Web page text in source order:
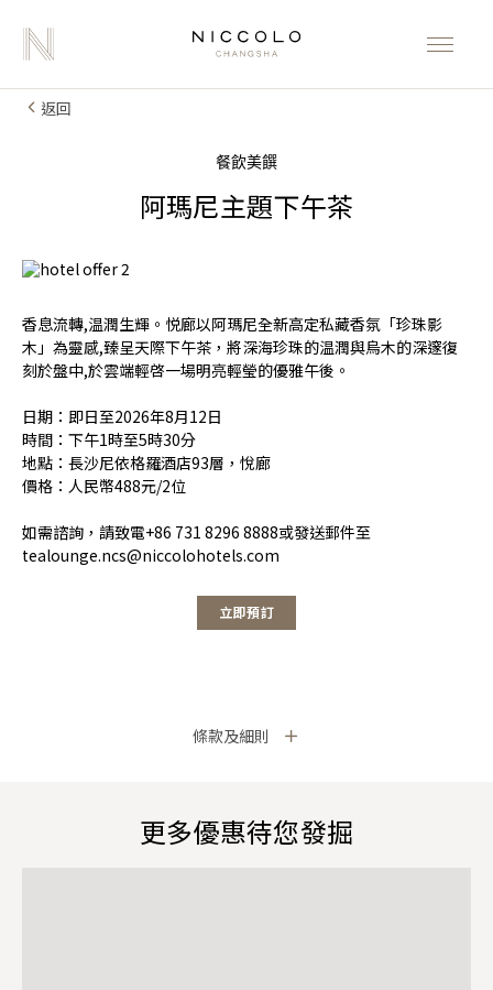
返回
餐飲美饌
阿瑪尼主題下午茶
香息流轉,温潤生輝。悦廊以阿瑪尼全新高定私藏香氛「珍珠影
木」為靈感,臻呈天際下午茶，將深海珍珠的温潤與烏木的深邃復
刻於盤中,於雲端輕啓一場明亮輕瑩的優雅午後。
日期：即日至2026年8月12日
時間：下午1時至5時30分
地點：長沙尼依格羅酒店93層，悅廊
價格：人民幣488元/2位
如需諮詢，請致電+86 731 8296 8888或發送郵件至
tealounge.ncs@niccolohotels.com
立即預訂
條款及細則
更多優惠待您發掘